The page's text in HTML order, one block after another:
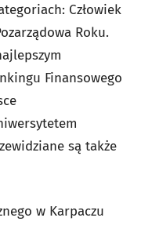
Człowiek
Roku.
Finansowego
są także
w Karpaczu